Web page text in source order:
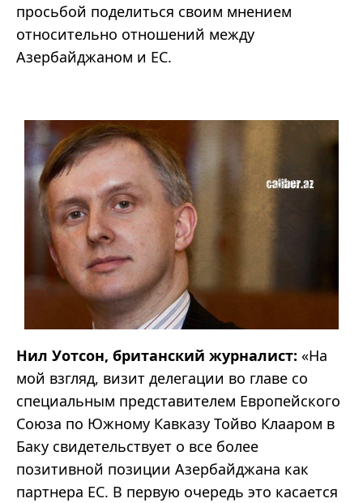
просьбой поделиться своим мнением
относительно отношений между
Азербайджаном и ЕС.
Нил Уотсон, британский журналист: «На
мой взгляд, визит делегации во главе со
специальным представителем Европейского
Союза по Южному Кавказу Тойво Клааром в
Баку свидетельствует о все более
позитивной позиции Азербайджана как
партнера ЕС. В первую очередь это касается